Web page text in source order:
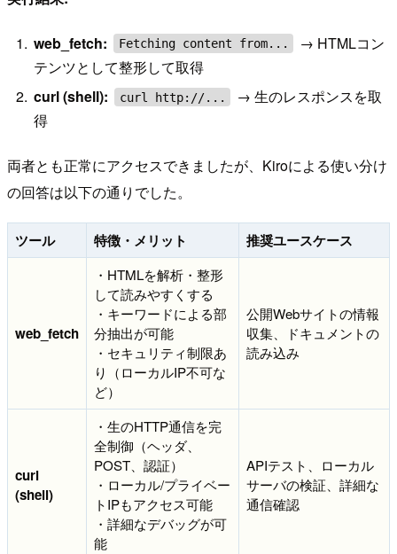
web_fetch: Fetching content from...
→ HTMLコン
テンツとして整形して取得
curl (shell):
curl http://...
→ 生のレスポンスを取
得
両者とも正常にアクセスできましたが、Kiroによる使い分け
の回答は以下の通りでした。
ツール 特徴・メリット 推奨ユースケース
web_fetch
・HTMLを解析・整形
して読みやすくする
・キーワードによる部
分抽出が可能
・セキュリティ制限あ
り（ローカルIP不可な
ど）
公開Webサイトの情報
収集、ドキュメントの
読み込み
curl
(shell)
・生のHTTP通信を完
全制御（ヘッダ、
POST、認証）
・ローカル/プライベー
トIPもアクセス可能
・詳細なデバッグが可
能
APIテスト、ローカル
サーバの検証、詳細な
通信確認